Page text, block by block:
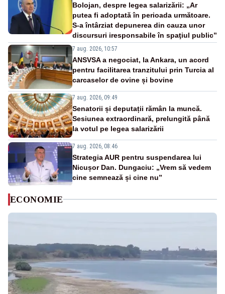
Bolojan, despre legea salarizării: „Ar
putea fi adoptată în perioada următoare.
S-a întârziat depunerea din cauza unor
discursuri iresponsabile în spaţiul public”
7 aug. 2026, 10:57
ANSVSA a negociat, la Ankara, un acord
pentru facilitarea tranzitului prin Turcia al
carcaselor de ovine și bovine
7 aug. 2026, 09:49
Senatorii și deputații rămân la muncă.
Sesiunea extraordinară, prelungită până
la votul pe legea salarizării
7 aug. 2026, 08:46
Strategia AUR pentru suspendarea lui
Nicușor Dan. Dungaciu: „Vrem să vedem
cine semnează și cine nu”
ECONOMIE